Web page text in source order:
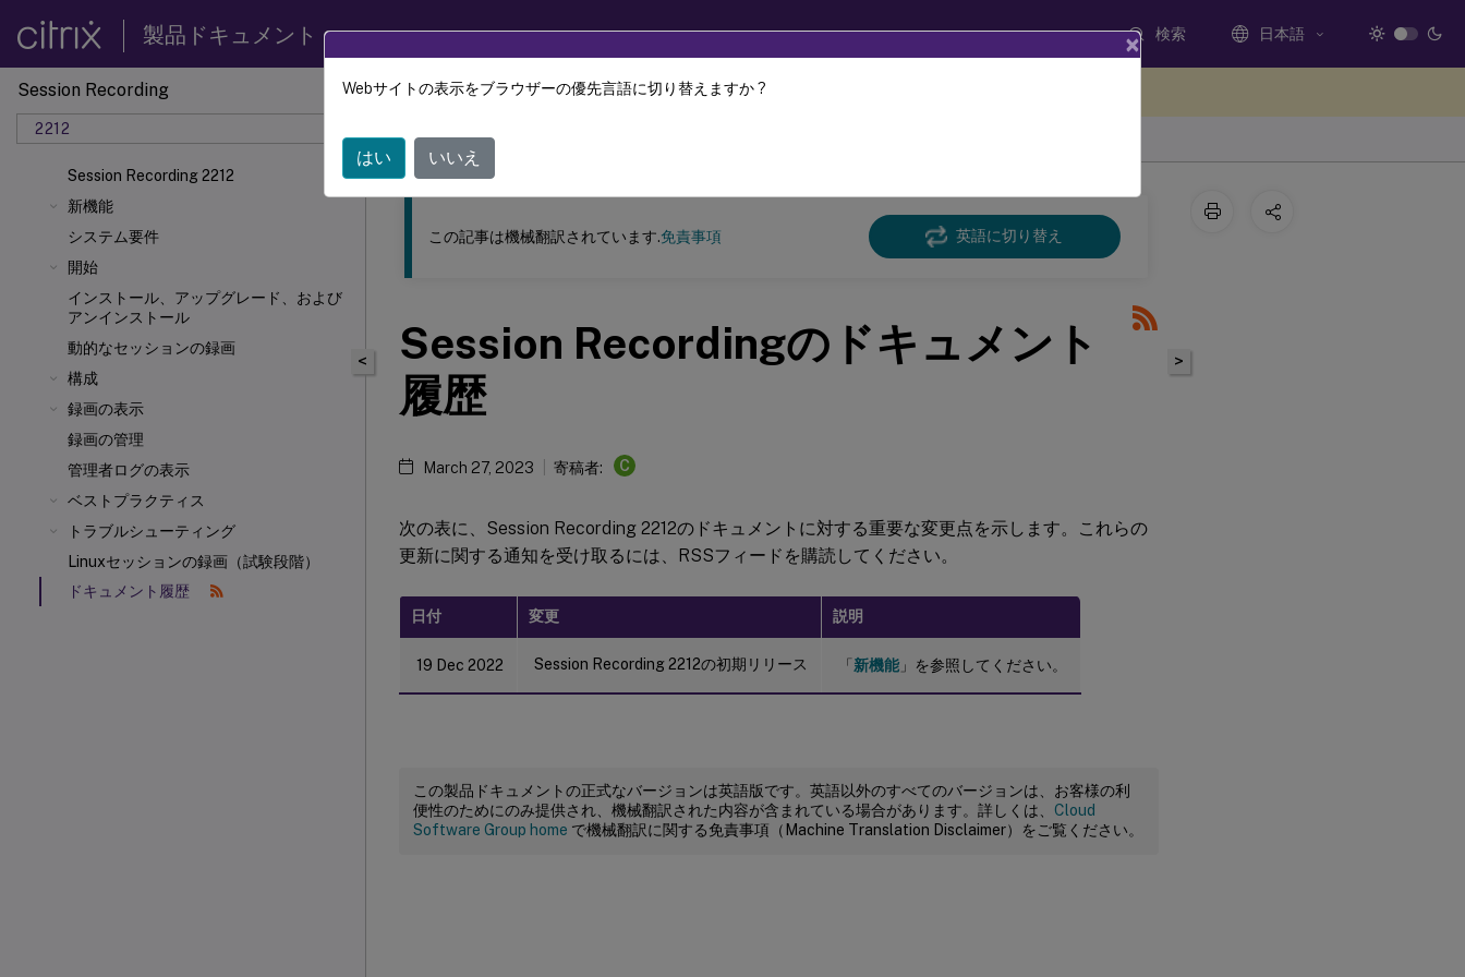
製品ドキュメント 検索 日本語
Session Recording
2212
Session Recording 2212
新機能
システム要件
開始
インストール、アップグレード、および
アンインストール
動的なセッションの録画
構成
録画の表示
録画の管理
管理者ログの表示
ベストプラクティス
トラブルシューティング
Linuxセッションの録画（試験段階）
ドキュメント履歴
このコンテンツは動的に機械翻訳されています。
Session Recording
<
この記事は機械翻訳されています.免責事項 英語に切り替え
Session Recordingのドキュメント
履歴
March 27, 2023 寄稿者: C
次の表に、Session Recording 2212のドキュメントに対する重要な変更点を示します。これらの
更新に関する通知を受け取るには、RSSフィードを購読してください。
日付 変更 説明
19 Dec 2022 Session Recording 2212の初期リリース 「新機能 」を参照してください。
この製品ドキュメントの正式なバージョンは英語版です。英語以外のすべてのバージョンは、お客様の利
便性のためにのみ提供され、機械翻訳された内容が含まれている場合があります。詳しくは、 Cloud
Software Group home で機械翻訳に関する免責事項（Machine Translation Disclaimer）をご覧ください。
>
×
Webサイトの表示をブラウザーの優先言語に切り替えますか ?
はい いいえ